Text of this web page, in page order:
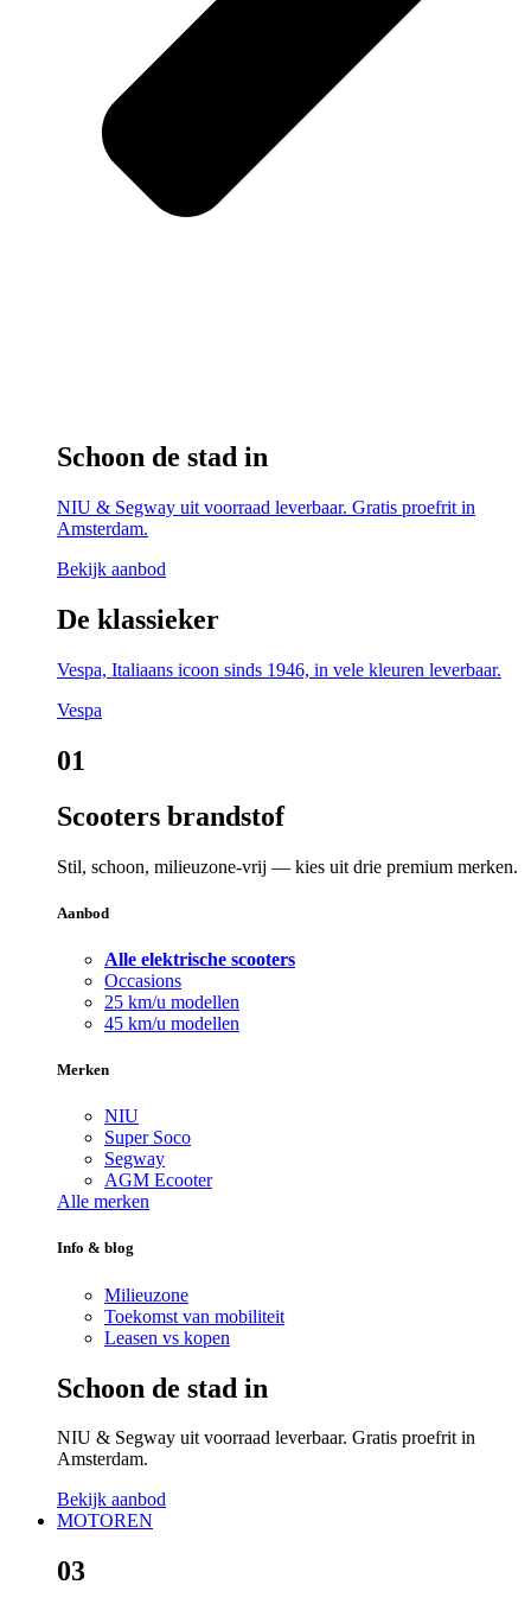
Schoon de stad in
NIU & Segway uit voorraad leverbaar. Gratis proefrit in
Amsterdam.
Bekijk aanbod
De klassieker
Vespa, Italiaans icoon sinds 1946, in vele kleuren leverbaar.
Vespa
01
Scooters brandstof
Stil, schoon, milieuzone-vrij — kies uit drie premium merken.
Aanbod
Alle elektrische scooters
Occasions
25 km/u modellen
45 km/u modellen
Merken
NIU
Super Soco
Segway
AGM Ecooter
Alle merken
Info & blog
Milieuzone
Toekomst van mobiliteit
Leasen vs kopen
Schoon de stad in
NIU & Segway uit voorraad leverbaar. Gratis proefrit in
Amsterdam.
Bekijk aanbod
MOTOREN
03